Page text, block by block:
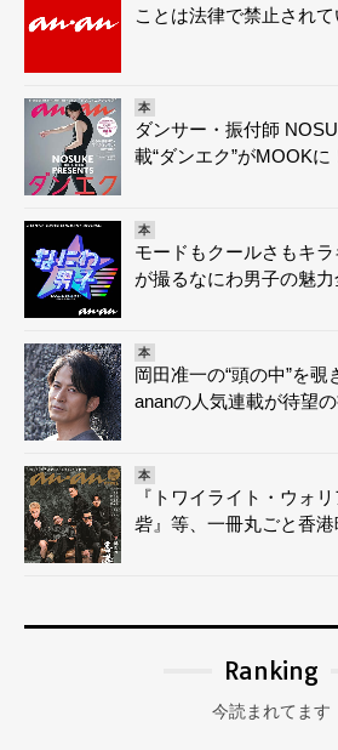
ことは法律で禁止されて
本
ダンサー・振付師
載“ダンエク”がMOOKに
本
モードもクールさもキ
が撮るなにわ男子の魅力
本
岡田准一の“頭の中”を覗
ananの人気連載が待望
本
『トワイライト・ウォ
砦』等、一冊丸ごと香港
Ranking
今読まれてます